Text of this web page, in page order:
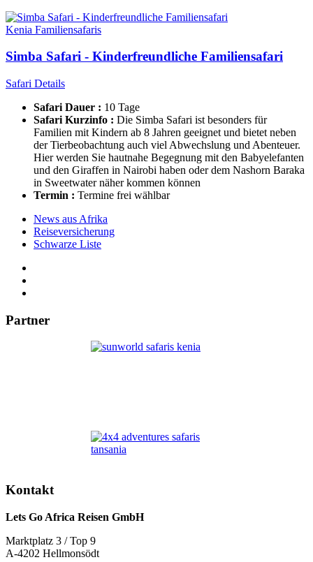
Kenia Familiensafaris
Simba Safari - Kinderfreundliche Familiensafari
Safari Details
Safari Dauer : 10 Tage
Safari Kurzinfo : Die Simba Safari ist besonders für
Familien mit Kindern ab 8 Jahren geeignet und bietet neben
der Tierbeobachtung auch viel Abwechslung und Abenteuer.
Hier werden Sie hautnahe Begegnung mit den Babyelefanten
und den Giraffen in Nairobi haben oder dem Nashorn Baraka
in Sweetwater näher kommen können
Termin : Termine frei wählbar
News aus Afrika
Reiseversicherung
Schwarze Liste
Partner
Kontakt
Lets Go Africa Reisen GmbH
Marktplatz 3 / Top 9
A-4202 Hellmonsödt